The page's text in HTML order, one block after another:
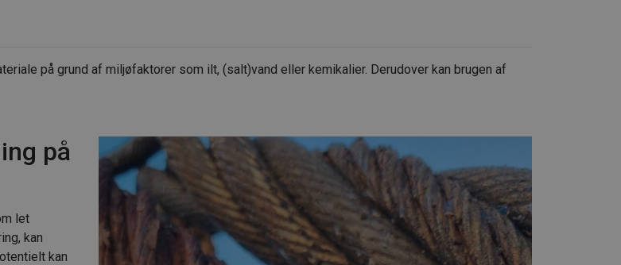
på grund af miljøfaktorer som ilt, (salt)vand eller kemikalier. Derudover kan brugen af
på
let
kan
kan